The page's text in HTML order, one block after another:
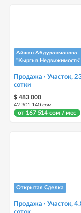
Айжан Абдурахманова
"Кыргыз Недвижимость"
Продажа · Участок, 23
сотки
$ 483 000
42 301 140 сом
от 167 514 сом / мес
Открытая Сделка
Продажа · Участок,